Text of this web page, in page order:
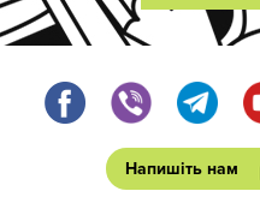
Напишіть нам